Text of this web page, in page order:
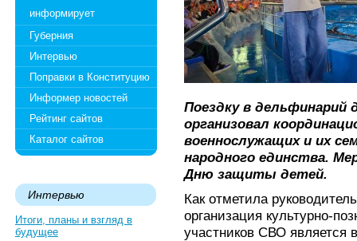
информирует
Губерния
Интервью
Поправки в Конституцию
Информер новостей
Рейтинг сайтов
Каталог сайтов
Интервью
Итоги, планы и взгляд в
будущее
Поездку в дельфинарий
организовал
военнослужащих и их
народного единства.
Дню защиты детей.
Как отметила
организация культурно-
участников СВО